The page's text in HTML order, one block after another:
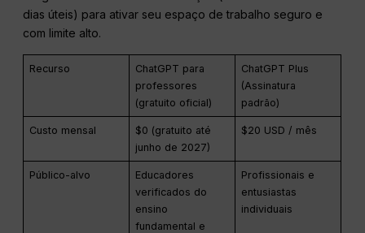
dias úteis) para ativar seu espaço de trabalho seguro e
com limite alto.
Recurso
ChatGPT para
professores
(gratuito oficial)
ChatGPT Plus
(Assinatura
padrão)
Custo mensal
$0 (gratuito até
junho de 2027)
$20 USD / mês
Público-alvo
Educadores
verificados do
ensino
fundamental e
Profissionais e
entusiastas
individuais